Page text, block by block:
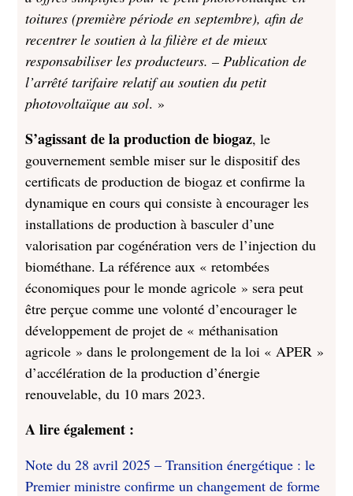
toitures (première période en septembre), afin de
recentrer le soutien à la filière et de mieux
responsabiliser les producteurs. – Publication de
l’arrêté tarifaire relatif au soutien du petit
photovoltaïque au sol. »
S’agissant de la production de biogaz, le
gouvernement semble miser sur le dispositif des
certificats de production de biogaz et confirme la
dynamique en cours qui consiste à encourager les
installations de production à basculer d’une
valorisation par cogénération vers de l’injection du
biométhane. La référence aux « retombées
économiques pour le monde agricole » sera peut
être perçue comme une volonté d’encourager le
développement de projet de « méthanisation
agricole » dans le prolongement de la loi « APER »
d’accélération de la production d’énergie
renouvelable, du 10 mars 2023.
A lire également :
Note du 28 avril 2025 – Transition énergétique : le
Premier ministre confirme un changement de forme